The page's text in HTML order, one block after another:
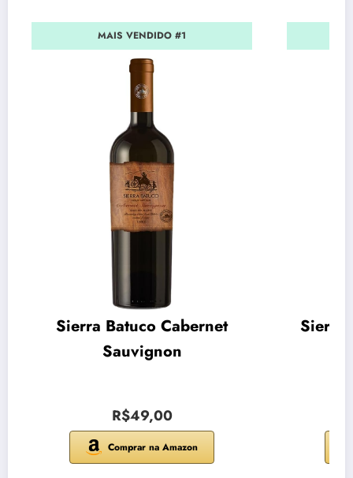
MAIS VENDIDO #1
Sierra Batuco Cabernet
Sauvignon
R$49,00
Comprar na Amazon
Sierra